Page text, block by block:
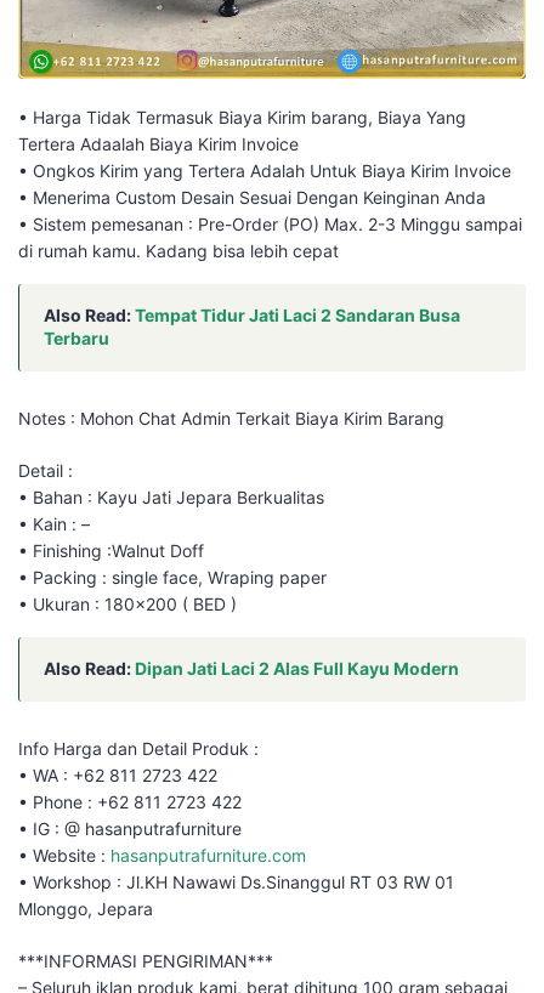
• Harga Tidak Termasuk Biaya Kirim barang, Biaya Yang
Tertera Adaalah Biaya Kirim Invoice
• Ongkos Kirim yang Tertera Adalah Untuk Biaya Kirim Invoice
• Menerima Custom Desain Sesuai Dengan Keinginan Anda
• Sistem pemesanan : Pre-Order (PO) Max. 2-3 Minggu sampai
di rumah kamu. Kadang bisa lebih cepat⁣⁣
Also Read:Tempat Tidur Jati Laci 2 Sandaran Busa
Terbaru
Notes : Mohon Chat Admin Terkait Biaya Kirim Barang
Detail :
• Bahan : Kayu Jati Jepara Berkualitas
• Kain : –
• Finishing :Walnut Doff
• Packing : single face, Wraping paper
• Ukuran : 180×200 ( BED )
Also Read:Dipan Jati Laci 2 Alas Full Kayu Modern
Info Harga dan Detail Produk :
• WA : +62 811 2723 422
• Phone : +62 811 2723 422
• IG : @ hasanputrafurniture
• Website : hasanputrafurniture.com
• Workshop : Jl.KH Nawawi Ds.Sinanggul RT 03 RW 01
Mlonggo, Jepara
***INFORMASI PENGIRIMAN***
– Seluruh iklan produk kami, berat dihitung 100 gram sebagai